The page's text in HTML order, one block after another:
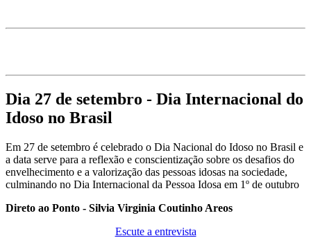
Dia 27 de setembro - Dia Internacional do
Idoso no Brasil
Em 27 de setembro é celebrado o Dia Nacional do Idoso no Brasil e
a data serve para a reflexão e conscientização sobre os desafios do
envelhecimento e a valorização das pessoas idosas na sociedade,
culminando no Dia Internacional da Pessoa Idosa em 1º de outubro
Direto ao Ponto - Silvia Virginia Coutinho Areos
Escute a entrevista